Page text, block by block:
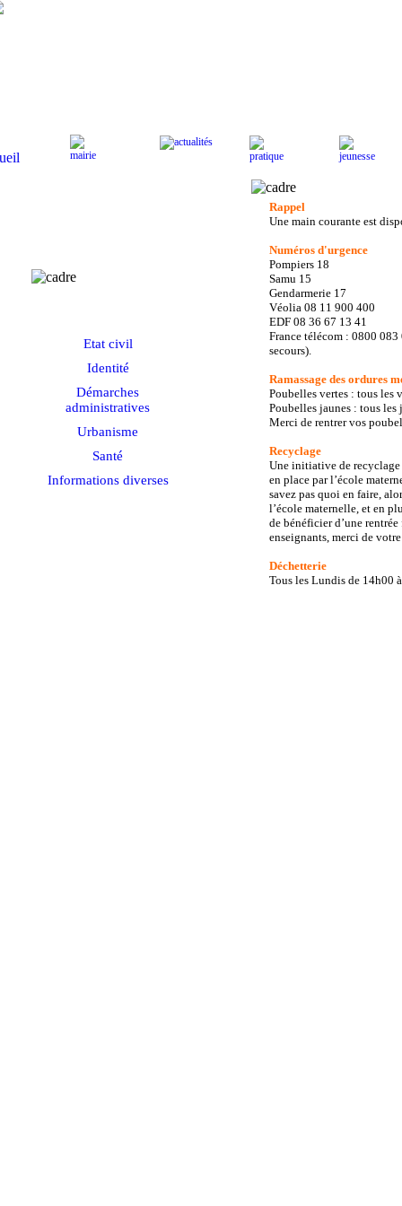
Etat civil
Identité
Démarches
administratives
Urbanisme
Santé
Informations diverses
Rappel
Une main courante est
Numéros d'urgence
Pompiers 18
Samu 15
Gendarmerie 17
Véolia 08 11 900 400
EDF 08 36 67 13 41
France télécom : 0800
secours).
Ramassage des ordures
Poubelles vertes : tous les
Poubelles jaunes : tous les
Merci de rentrer vos
Recyclage
Une initiative de recyclage
en place par l’école
savez pas quoi en faire,
l’école maternelle, et en
de bénéficier d’une
enseignants, merci de
Déchetterie
Tous les Lundis de 14h00